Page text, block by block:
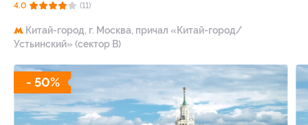
4.0 (11)
Китай-город, г. Москва, причал «Китай-город/
Устьинский» (сектор B)
- 50%